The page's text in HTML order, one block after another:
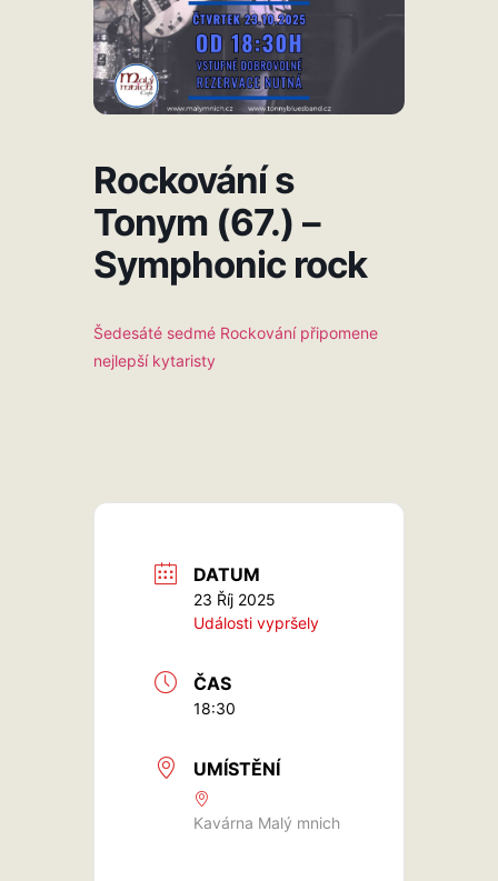
Rockování s
Tonym (67.) –
Symphonic rock
Šedesáté sedmé Rockování připomene
nejlepší kytaristy
DATUM
23 Říj 2025
Události vypršely
ČAS
18:30
UMÍSTĚNÍ
Kavárna Malý mnich